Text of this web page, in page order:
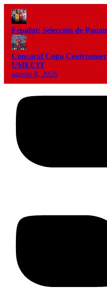
Fepafut: Selección de
Concacaf Copa
UMECIT
agosto 8, 2026